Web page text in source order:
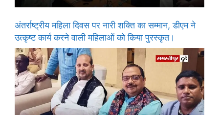
अंतर्राष्ट्रीय महिला दिवस पर नारी शक्ति का सम्मान, डीएम ने
उत्कृष्ट कार्य करने वाली महिलाओं को किया पुरस्कृत।